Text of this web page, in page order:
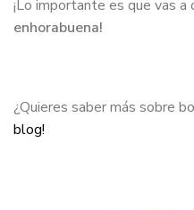
¡Lo importante es que vas a
enhorabuena!
¿Quieres saber más sobre
blog!